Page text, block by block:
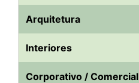
Arquitetura
Interiores
Corporativo / Comercial